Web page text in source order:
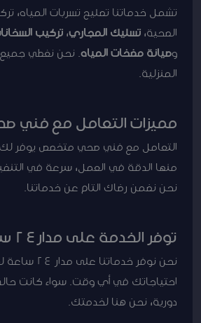
تشمل خدماتنا تصليح تسربات المياه،
الصحية، تسليك المجاري، تركيب
وصيانة مضخات المياه. نحن نغطي جميع
المنزلية.
مميزات التعامل مع فني
التعامل مع فني صحي متخصص يوفر لك
منها الدقة في العمل، سرعة في
نحن نضمن رضاك التام عن خدماتنا.
توفر الخدمة على مدار24 ساعة
نحن نوفر خدماتنا
احتياجاتك في أي وقت. سواء كانت
دورية، نحن هنا لخدمتك.